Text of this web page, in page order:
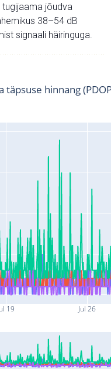
tugijaama jõudva
38–54 dB
signaali häiringuga.
19 Jul 26
hinnang